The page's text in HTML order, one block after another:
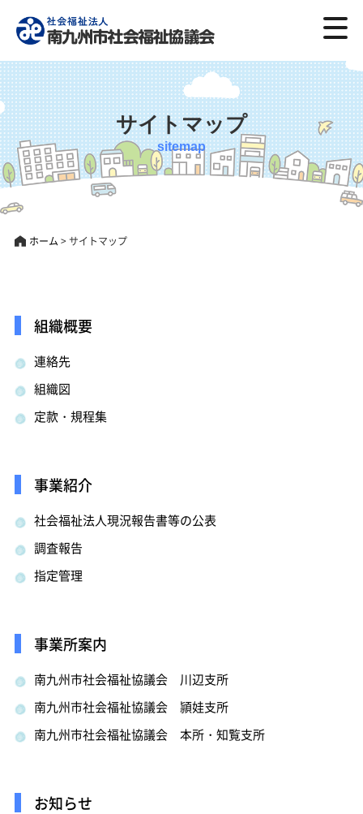
サイトマップ
sitemap
ホーム > サイトマップ
組織概要
連絡先
組織図
定款・規程集
事業紹介
社会福祉法人現況報告書等の公表
調査報告
指定管理
事業所案内
南九州市社会福祉協議会 川辺支所
南九州市社会福祉協議会 頴娃支所
南九州市社会福祉協議会 本所・知覧支所
お知らせ